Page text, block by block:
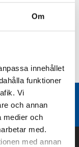
Om
innehållet
funktioner
Vi
och annan
medier och
med.
med annan